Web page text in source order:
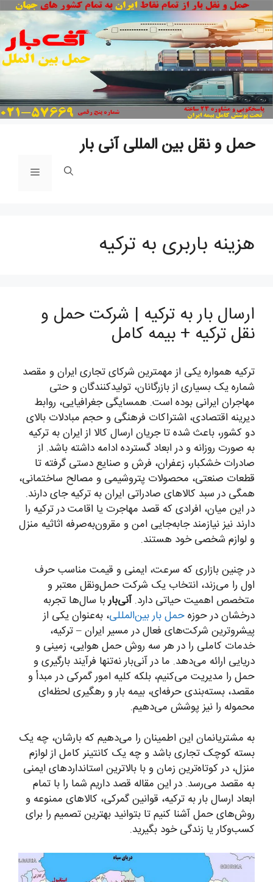
حمل و نقل بین المللی آنی بار
فهرست
هزینه باربری به ترکیه
ارسال بار به ترکیه | شرکت حمل و
نقل ترکیه + بیمه کامل
ترکیه همواره یکی از مهمترین شرکای تجاری ایران و مقصد
شماره یک بسیاری از بازرگانان، تولیدکنندگان و حتی
مهاجران ایرانی بوده است. همسایگی جغرافیایی، روابط
دیرینه اقتصادی، اشتراکات فرهنگی و حجم مبادلات بالای
دو کشور، باعث شده تا جریان ارسال کالا از ایران به ترکیه
به صورت روزانه و در ابعاد گسترده ادامه داشته باشد. از
صادرات خشکبار، زعفران، فرش و صنایع دستی گرفته تا
قطعات صنعتی، محصولات پتروشیمی و مصالح ساختمانی،
همگی در سبد کالاهای صادراتی ایران به ترکیه جای دارند.
در این میان، افرادی که قصد مهاجرت یا اقامت در ترکیه را
دارند نیز نیازمند جابه‌جایی امن و مقرون‌به‌صرفه اثاثیه منزل
و لوازم شخصی خود هستند.
در چنین بازاری که سرعت، ایمنی و قیمت مناسب حرف
اول را می‌زند، انتخاب یک شرکت حمل‌ونقل معتبر و
متخصص اهمیت حیاتی دارد.آنی‌باربا سال‌ها تجربه
درخشان در حوزهحمل بار بین‌المللی، به‌عنوان یکی از
پیشروترین شرکت‌های فعال در مسیر ایران – ترکیه،
خدمات کاملی را در هر سه روش حمل هوایی، زمینی و
دریایی ارائه می‌دهد. ما در آنی‌بار نه‌تنها فرآیند بارگیری و
حمل را مدیریت می‌کنیم، بلکه کلیه امور گمرکی در مبدأ و
مقصد، بسته‌بندی حرفه‌ای، بیمه بار و رهگیری لحظه‌ای
محموله را نیز پوشش می‌دهیم.
به مشتریانمان این اطمینان را می‌دهیم که بارشان، چه یک
بسته کوچک تجاری باشد و چه یک کانتینر کامل از لوازم
منزل، در کوتاه‌ترین زمان و با بالاترین استانداردهای ایمنی
به مقصد می‌رسد. در این مقاله قصد داریم شما را با تمام
ابعاد ارسال بار به ترکیه، قوانین گمرکی، کالاهای ممنوعه و
روش‌های حمل آشنا کنیم تا بتوانید بهترین تصمیم را برای
کسب‌وکار یا زندگی خود بگیرید.